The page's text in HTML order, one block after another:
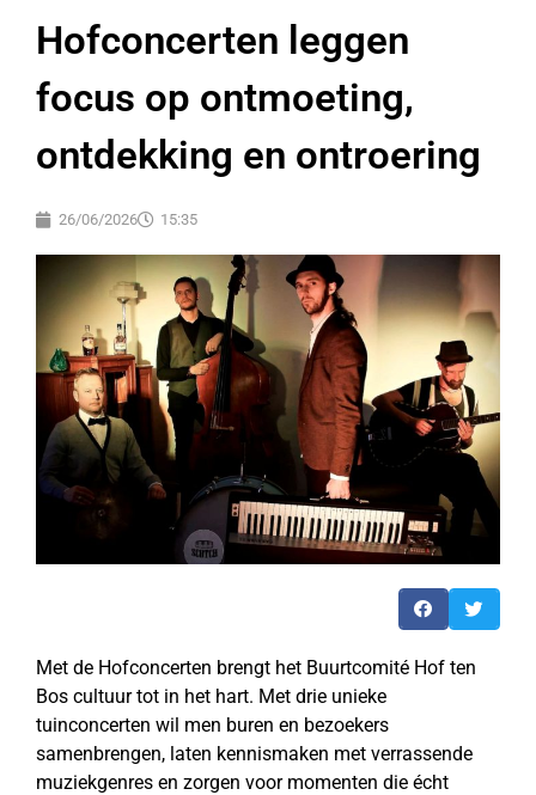
Hofconcerten leggen
focus op ontmoeting,
ontdekking en ontroering
26/06/2026 15:35
Met de Hofconcerten brengt het Buurtcomité Hof ten
Bos cultuur tot in het hart. Met drie unieke
tuinconcerten wil men buren en bezoekers
samenbrengen, laten kennismaken met verrassende
muziekgenres en zorgen voor momenten die écht